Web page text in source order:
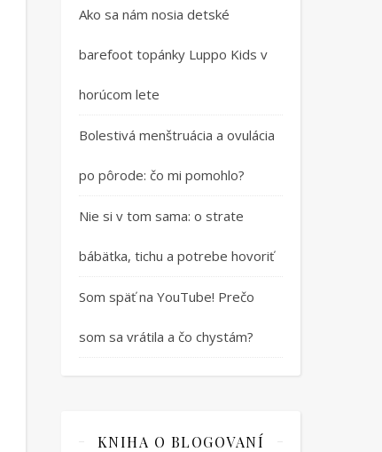
Ako sa nám nosia detské
barefoot topánky Luppo Kids v
horúcom lete
Bolestivá menštruácia a ovulácia
po pôrode: čo mi pomohlo?
Nie si v tom sama: o strate
bábätka, tichu a potrebe hovoriť
Som späť na YouTube! Prečo
som sa vrátila a čo chystám?
KNIHA O BLOGOVANÍ